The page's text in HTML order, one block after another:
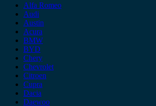
Alfa Romeo
Audi
Austin
Acura
BMW
BYD
Chery
Chevrolet
Citroen
Cupra
Dacia
Daewoo